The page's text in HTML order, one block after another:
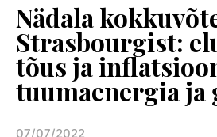
Nädala
Strasbourgist:
tõus ja
tuumaenergia ja
07/07/2022